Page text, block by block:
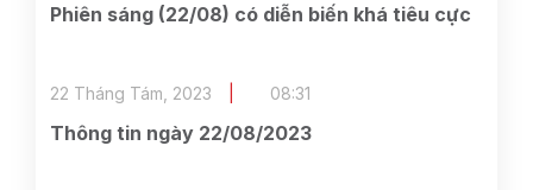
Phiên sáng (22/08) có diễn biến khá tiêu cực
Thông tin ngày 22/08/2023
22 Tháng Tám, 2023 08:31